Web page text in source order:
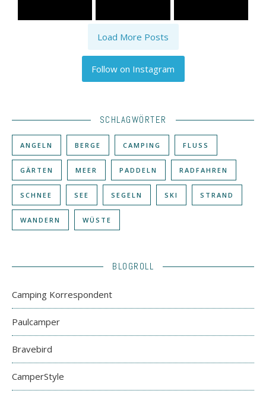
Load More Posts
Follow on Instagram
SCHLAGWÖRTER
ANGELN BERGE CAMPING FLUSS
GÄRTEN MEER PADDELN RADFAHREN
SCHNEE SEE SEGELN SKI STRAND
WANDERN WÜSTE
BLOGROLL
Camping Korrespondent
Paulcamper
Bravebird
CamperStyle